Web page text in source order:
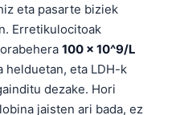
eta pasarte biziek
Erretikulocitoak
100 × 10^9/L
helduetan, eta LDH-k
dezake. Hori
jaisten ari bada, ez